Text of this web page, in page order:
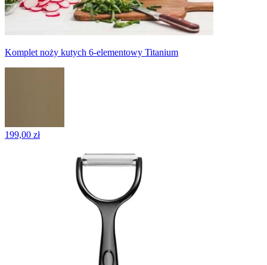
Komplet noży kutych 6-elementowy Titanium
199,00 zł